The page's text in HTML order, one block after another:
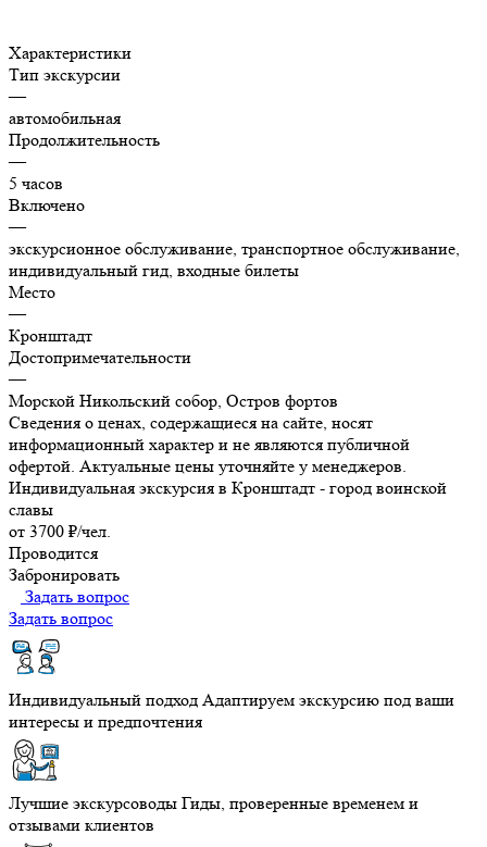
Характеристики
Тип экскурсии
—
автомобильная
Продолжительность
—
5 часов
Включено
—
экскурсионное обслуживание, транспортное обслуживание,
индивидуальный гид, входные билеты
Место
—
Кронштадт
Достопримечательности
—
Морской Никольский собор, Остров фортов
Сведения о ценах, содержащиеся на сайте, носят
информационный характер и не являются публичной
офертой. Актуальные цены уточняйте у менеджеров.
Индивидуальная экскурсия в Кронштадт - город воинской
славы
от 3700 ₽/чел.
Проводится
Забронировать
Задать вопрос
Задать вопрос
Индивидуальный подход Адаптируем экскурсию под ваши
интересы и предпочтения
Лучшие экскурсоводы Гиды, проверенные временем и
отзывами клиентов